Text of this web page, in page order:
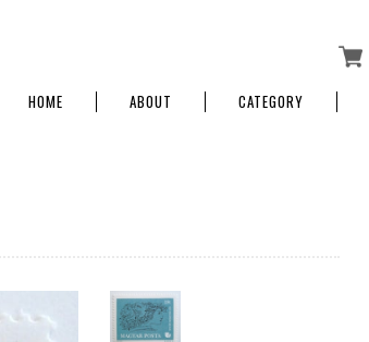
HOME ABOUT CATEGORY